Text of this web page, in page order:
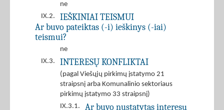
ne
IX.2.
IEŠKINIAI TEISMUI
Ar buvo pateiktas (-i) ieškinys (-iai)
teismui?
ne
IX.3.
INTERESŲ KONFLIKTAI
(pagal Viešųjų pirkimų įstatymo 21
straipsnį arba Komunalinio sektoriaus
pirkimų įstatymo 33 straipsnį)
IX.3.1.
Ar buvo nustatytas interesų